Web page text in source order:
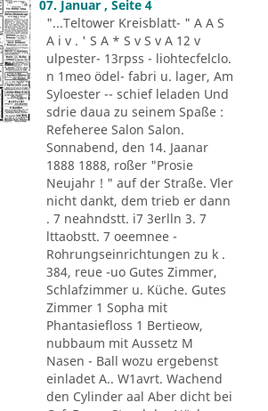
07. Januar , Seite 4
"...Teltower Kreisblatt- " A A S
A i v . ' S A * S v S v A 12 v
ulpester- 13rpss - liohtecfelclo.
n 1meo ödel- fabri u. lager, Am
Syloester -- schief leladen Und
sdrie daua zu seinem Spaße :
Refeheree Salon Salon.
Sonnabend, den 14. Jaanar
1888 1888, roßer "Prosie
Neujahr ! " auf der Straße. Vler
nicht dankt, dem trieb er dann
. 7 neahndstt. i7 3erlln 3. 7
lttaobstt. 7 oeemnee -
Rohrungseinrichtungen zu k .
384, reue -uo Gutes Zimmer,
Schlafzimmer u. Küche. Gutes
Zimmer 1 Sopha mit
Phantasiefloss 1 Bertieow,
nubbaum mit Aussetz M
Nasen - Ball wozu ergebenst
einladet A.. W1avrt. Wachend
den Cylinder aal Aber dicht bei